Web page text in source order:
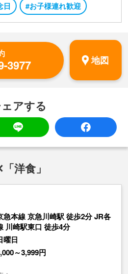
日
#お子様連れ歓迎
3977 地図
アする
洋食」
急本線 京急川崎駅 徒歩2分 JR各
川崎駅東口 徒歩4分
曜日
～3,999円